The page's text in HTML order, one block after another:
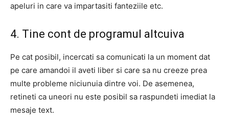
apeluri in care va impartasiti fanteziile etc.
4. Tine cont de programul altcuiva
Pe cat posibil, incercati sa comunicati la un moment dat
pe care amandoi il aveti liber si care sa nu creeze prea
multe probleme niciunuia dintre voi. De asemenea,
retineti ca uneori nu este posibil sa raspundeti imediat la
mesaje text.